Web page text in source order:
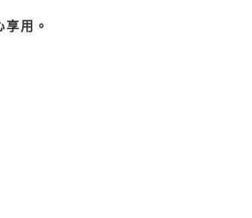
用。